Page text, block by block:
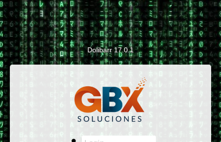
Dolibarr 17.0.1